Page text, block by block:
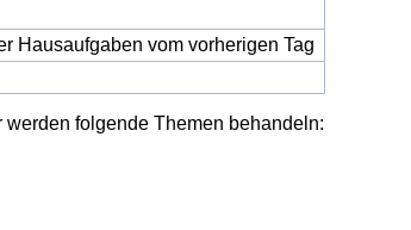
Hausaufgaben vom vorherigen Tag
folgende Themen behandeln: